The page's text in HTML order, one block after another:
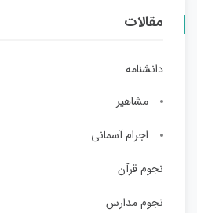
مقالات
دانشنامه
مشاهیر
اجرام آسمانی
نجوم قرآن
نجوم مدارس